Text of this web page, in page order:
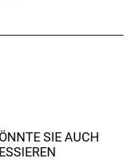
SIE AUCH